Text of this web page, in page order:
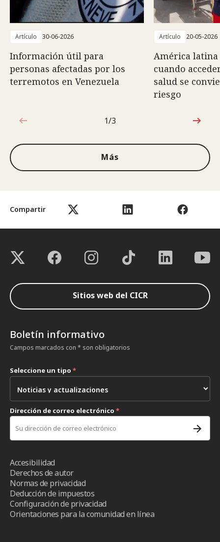
Compartir
Artículo 30-06-2026
Información útil para
personas afectadas por los
terremotos en Venezuela
Artículo 20-05-2026
América latina
cuando
salud se
riesgo
1de3
1/3
Más
Sitios web del CICR
Boletín informativo
Campos marcados con * son obligatorios
Seleccione un tipo *
Dirección de correo electrónico *
Accesibilidad
Derechos de autor
Normas de privacidad
Deducción de impuestos
Configuración de privacidad
Orientaciones para la comunidad en línea